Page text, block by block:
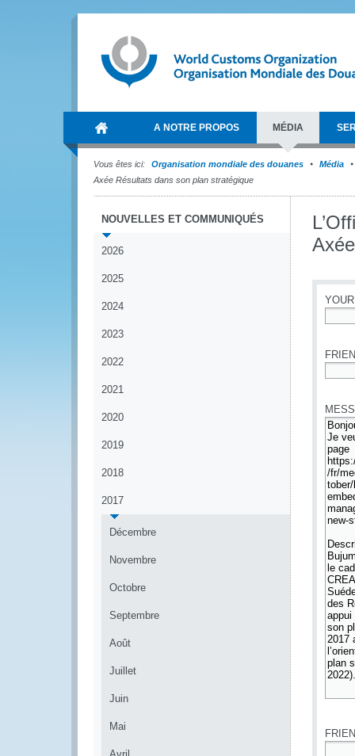
A NOTRE PROPOS MÉDIA
Vous êtes ici: Organisation mondiale des douanes
Média
Axée Résultats dans son plan stratégique
NOUVELLES ET COMMUNIQUÉS
2026
2025
2024
2023
2022
2021
2020
2019
2018
2017
Décembre
Novembre
Octobre
Septembre
Août
Juillet
Juin
Mai